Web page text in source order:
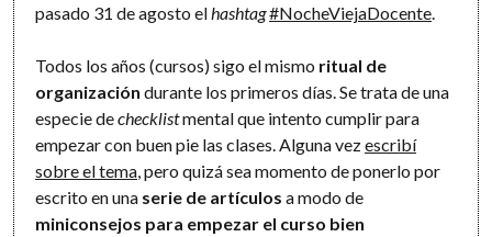
pasado 31 de agosto el hashtag#NocheViejaDocente
Todos los años (cursos) sigo el mismo ritual de
organización durante los primeros días. Se trata de una
especie dechecklistmental que intento cumplir para
empezar con buen pie las clases. Alguna vezescribí
sobre el tema , pero quizá sea momento de ponerlo por
escrito en una serie de artículos a modo de
miniconsejos para empezar el curso bien